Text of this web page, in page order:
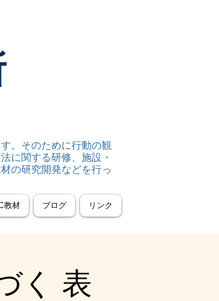
。そのために行動の観
に関する研修、施設・
の研究開発などを行っ
教材 ブログ リンク
く 表